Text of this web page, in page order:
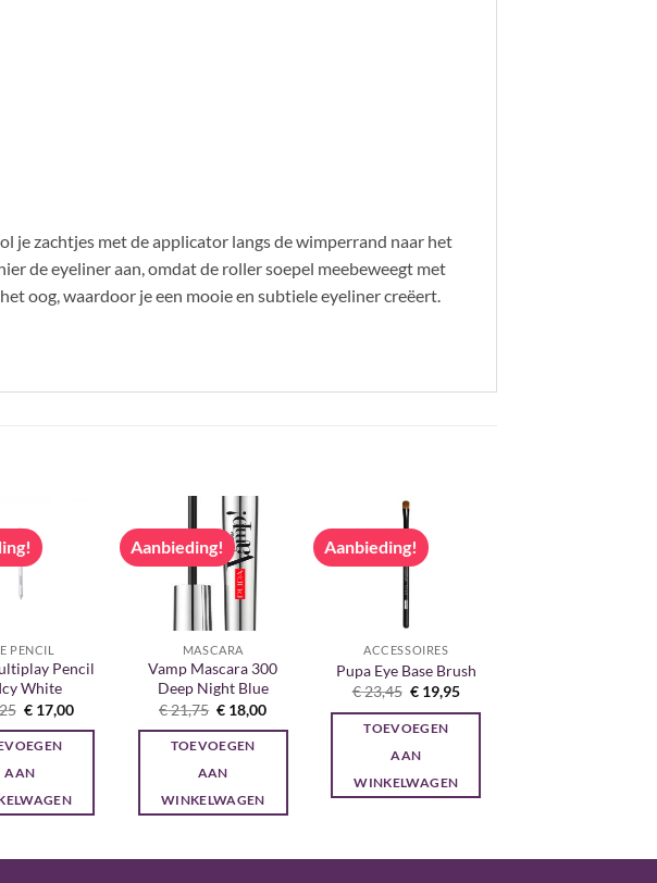
je zachtjes met de applicator langs de wimperrand naar het
de eyeliner aan, omdat de roller soepel meebeweegt met
oog, waardoor je een mooie en subtiele eyeliner creëert.
PENCIL
Pencil
White
Oorspronkelijke
was:
€ 19,25.
€17,00Huidige
AAN
Aanbieding!
MASCARA
Vamp Mascara 300
Deep Night Blue
€21,75 Oorspronkelijke
prijs
was:
€ 21,75.
€ 18,00Huidige
TOEVOEGEN
AAN
WINKELWAGEN
Aanbieding!
ACCESSOIRES
Pupa Eye Base Brush
€23,45 Oorspronkelijke
was:
€ 23,45.
€19,95Huidige
is:
TOEVOEGEN
AAN
WINKELWAGEN